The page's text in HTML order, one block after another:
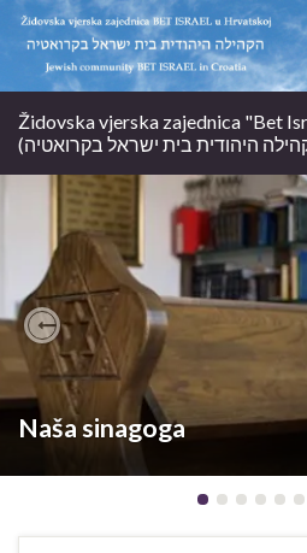
Židovska vjerska zajednica "Bet
Naša sinagoga
Previous